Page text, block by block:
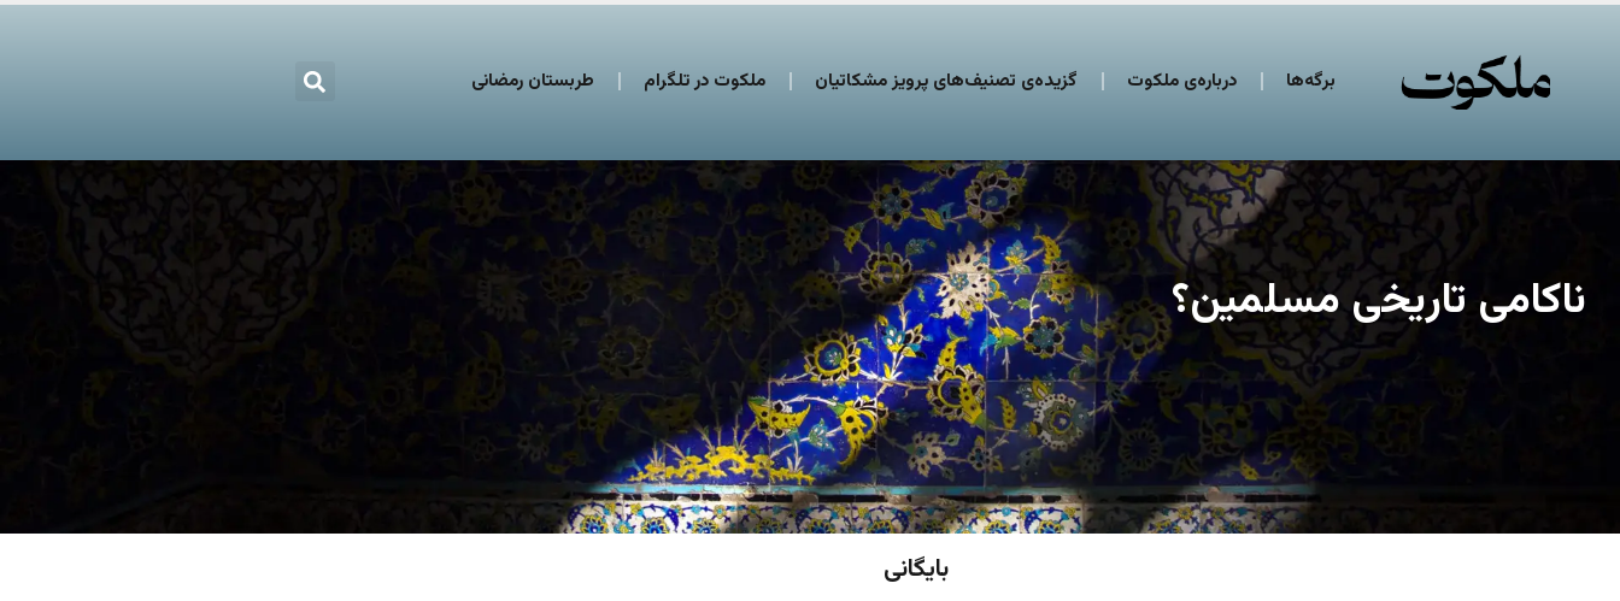
برگه‌ها درباره‌ی ملکوت گزیده‌ی تصنیف‌های پرویز مشکاتیان ملکوت در تلگرام طربستان رمضانی
ناکامی تاریخی مسلمین؟
بایگانی